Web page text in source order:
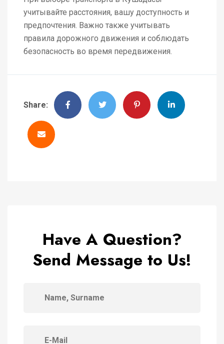
учитывайте расстояния, вашу доступность и
предпочтения. Важно также учитывать
правила дорожного движения и соблюдать
безопасность во время передвижения.
Share:
Have A Question?
Send Message to Us!